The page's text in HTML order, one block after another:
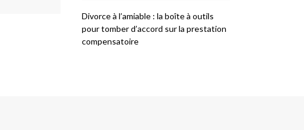
Divorce à l’amiable : la boîte à outils
pour tomber d’accord sur la prestation
compensatoire